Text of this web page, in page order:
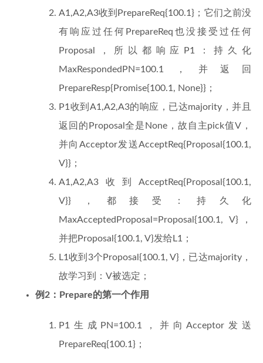
A1,A2,A3收到PrepareReq{100.1}；它们之前没
有响应过任何PrepareReq也没接受过任何
Proposal，所以都响应P1：持久化
MaxRespondedPN=100.1，并返回
PrepareResp{Promise{100.1, None}}；
P1收到A1,A2,A3的响应，已达majority，并且
返回的Proposal全是None，故自主pick值V，
并向Acceptor发送AcceptReq{Proposal{100.1,
V}}；
A1,A2,A3收到AcceptReq{Proposal{100.1,
V}}，都接受：持久化
MaxAcceptedProposal=Proposal{100.1, V}，
并把Proposal{100.1, V}发给L1；
L1收到3个Proposal{100.1, V}，已达majority，
故学习到：V被选定；
例2：Prepare的第一个作用
P1生成PN=100.1，并向Acceptor发送
PrepareReq{100.1}；